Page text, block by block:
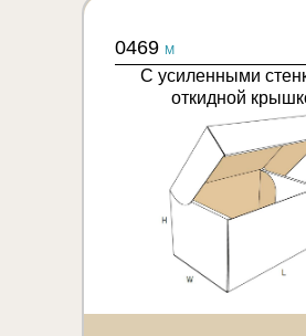
0469 M
С усиленными
откидной